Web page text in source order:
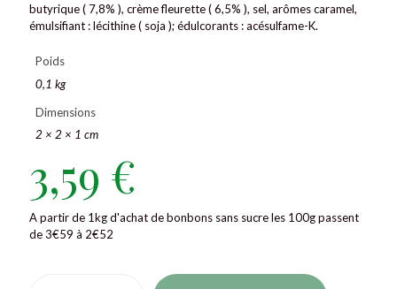
butyrique ( 7,8% ), crème fleurette ( 6,5% ), sel, arômes caramel,
émulsifiant : lécithine ( soja ); édulcorants : acésulfame-K.
Poids
0,1 kg
Dimensions
2 × 2 × 1 cm
3,59 €
A partir de 1kg d'achat de bonbons sans sucre les 100g passent
de 3€59 à 2€52